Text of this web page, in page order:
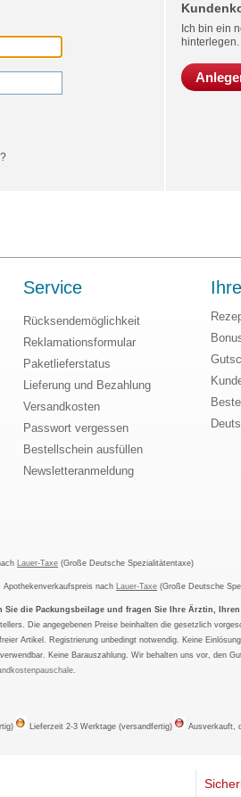
Ich bin ein
hinterlegen.
Service
Rücksendemöglichkeit
Reklamationsformular
Paketlieferstatus
Lieferung und Bezahlung
Versandkosten
Passwort vergessen
Bestellschein ausfüllen
Newsletteranmeldung
Lauer-Taxe (Große Deutsche Spezialitätentaxe)
Apothekenverkaufspreis nach Lauer-Taxe (Große Deutsche
Sie die Packungsbeilage und fragen Sie Ihre Ärztin,
Die angegebenen Preise beinhalten die gesetzlich
Artikel. Registrierung unbedingt notwendig. Keine
Keine Barauszahlung. Wir behalten uns vor, den
.
Lieferzeit 2-3 Werktage (versandfertig) Ausverkauft,